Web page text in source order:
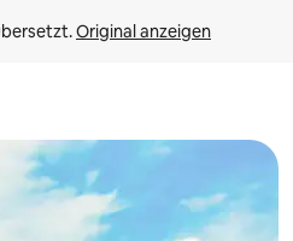
Original anzeigen